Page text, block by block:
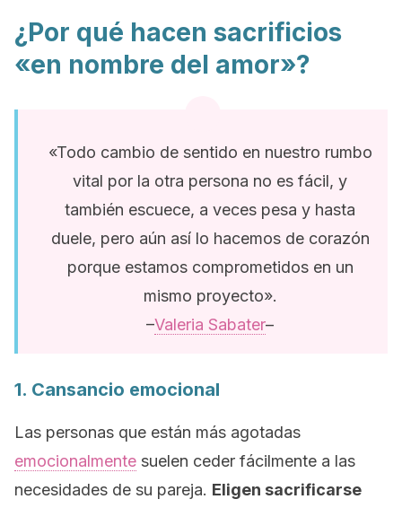
¿Por qué hacen sacrificios
«en nombre del amor»?
«Todo cambio de sentido en nuestro rumbo
vital por la otra persona no es fácil, y
también escuece, a veces pesa y hasta
duele, pero aún así lo hacemos de corazón
porque estamos comprometidos en un
mismo proyecto».
–Valeria Sabater–
1. Cansancio emocional
Las personas que están más agotadas
emocionalmente suelen ceder fácilmente a las
necesidades de su pareja. Eligen sacrificarse